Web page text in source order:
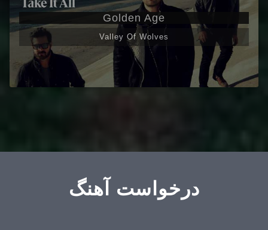
Golden Age
Valley Of Wolves
درخواست آهنگ